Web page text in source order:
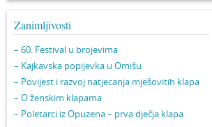
Zanimljivosti
– 60. Festival u brojevima
– Kajkavska popijevka u Omišu
– Povijest i razvoj natjecanja mješovitih klapa
– O ženskim klapama
– Poletarci iz Opuzena – prva dječja klapa